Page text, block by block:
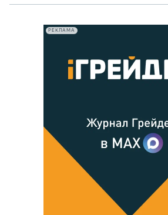
РЕКЛАМА